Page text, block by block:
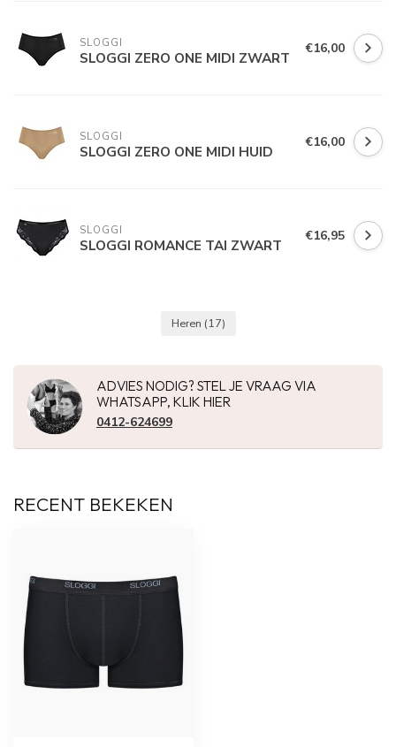
SLOGGI
SLOGGI ZERO ONE MIDI ZWART €16,00
SLOGGI
SLOGGI ZERO ONE MIDI HUID €16,00
SLOGGI
SLOGGI ROMANCE TAI ZWART €16,95
Heren (17)
ADVIES NODIG? STEL JE VRAAG VIA
WHATSAPP, KLIK HIER
0412-624699
RECENT BEKEKEN